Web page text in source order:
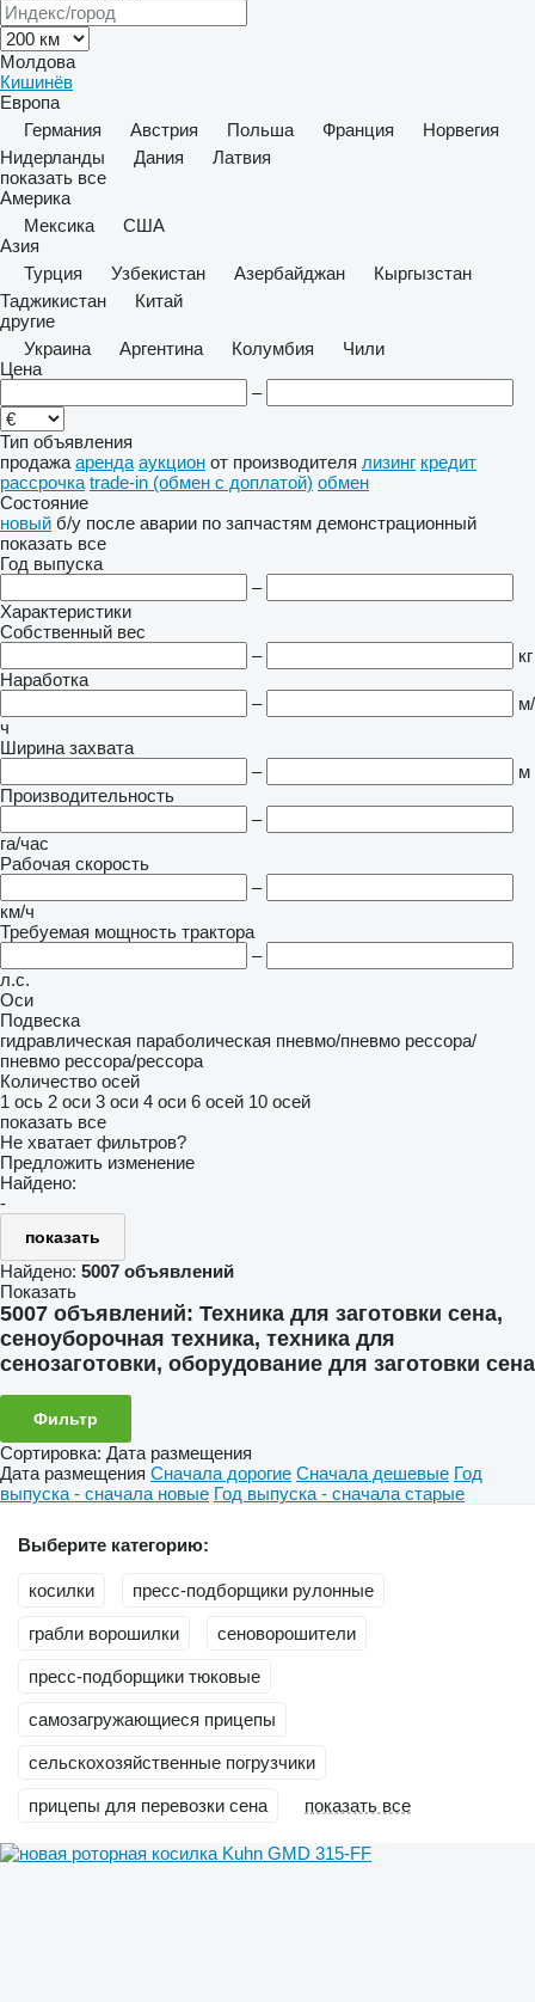
Молдова
Кишинёв
Европа
Германия
Австрия Польша Франция
Норвегия
Нидерланды
Дания
Латвия
показать все
Америка
Мексика
США
Азия
Турция
Узбекистан Азербайджан
Кыргызстан
Таджикистан
Китай
другие
Украина
Аргентина Колумбия
Чили
Цена
–
Тип объявления
продажа аренда аукцион от производителя лизинг кредит
рассрочка trade-in (обмен с доплатой) обмен
Состояние
новый б/у после аварии по запчастям демонстрационный
показать все
Год выпуска
–
Характеристики
Собственный вес
–
кг
Наработка
–
м/
ч
Ширина захвата
–
м
Производительность
–
га/час
Рабочая скорость
–
км/ч
Требуемая мощность трактора
–
л.с.
Оси
Подвеска
гидравлическая параболическая пневмо/пневмо рессора/
пневмо рессора/рессора
Количество осей
1 ось 2 оси 3 оси 4 оси 6 осей 10 осей
показать все
Не хватает фильтров?
Предложить изменение
Найдено:
-
показать
Найдено: 5007 объявлений
Показать
5007 объявлений: Техника для заготовки сена,
сеноуборочная техника, техника для
сенозаготовки, оборудование для заготовки сена
Фильтр
Сортировка: Дата размещения
Дата размещения Сначала дорогие Сначала дешевые Год
выпуска - сначала новые Год выпуска - сначала старые
Выберите категорию:
косилки пресс-подборщики рулонные
грабли ворошилки сеноворошители
пресс-подборщики тюковые
самозагружающиеся прицепы
сельскохозяйственные погрузчики
прицепы для перевозки сена показать все